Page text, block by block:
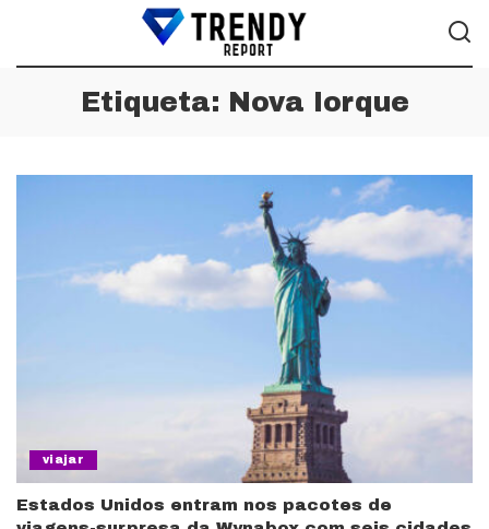
Etiqueta: Nova Iorque
viajar
Estados Unidos entram nos pacotes de